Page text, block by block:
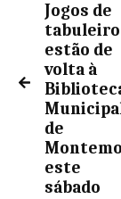
Jogos de
tabuleiro
estão de
volta à
de
este
sábado